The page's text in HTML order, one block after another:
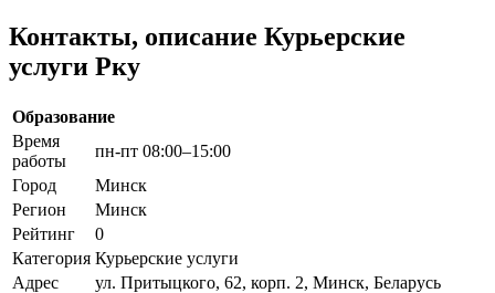
Контакты, описание Курьерские
услуги Рку
Образование
Время
работы
пн-пт 08:00–15:00
Город
Минск
Регион
Минск
Рейтинг
0
Категория Курьерские услуги
Адрес
ул. Притыцкого, 62, корп. 2, Минск, Беларусь